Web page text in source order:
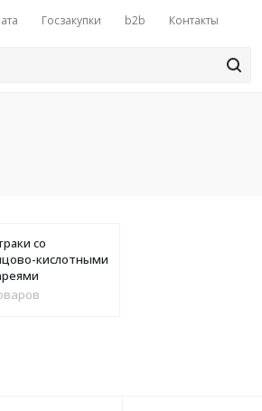
Госзакупки b2b Контакты
со
кислотными